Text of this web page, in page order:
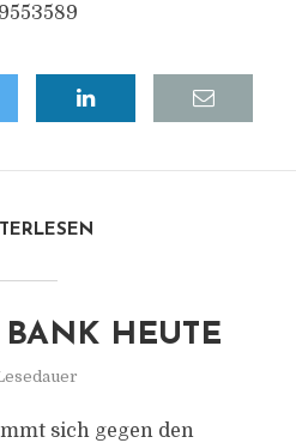
BANK HEUTE
sich gegen den